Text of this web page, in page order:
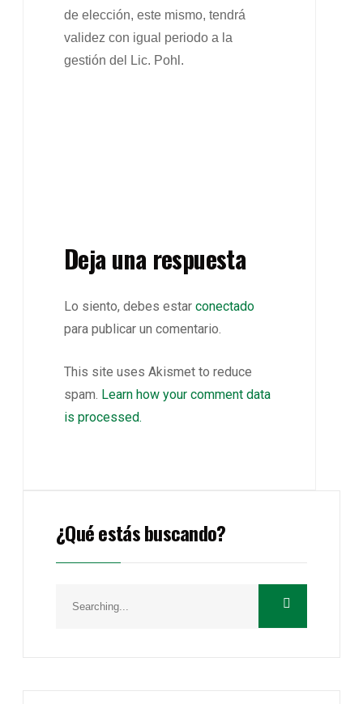
de elección, este mismo, tendrá
validez con igual periodo a la
gestión del Lic. Pohl.
Deja una respuesta
Lo siento, debes estar conectado
para publicar un comentario.
This site uses Akismet to reduce
spam. Learn how your comment data
is processed.
¿Qué estás buscando?
for: